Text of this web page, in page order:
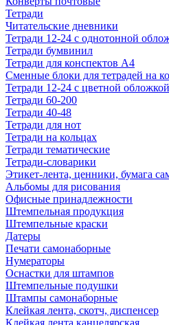
Тетради
Читательские дневники
Тетради 12-24 с однотонной
Тетради бумвинил
Тетради для конспектов А4
Сменные блоки для тетрадей на
Тетради 12-24 с цветной обложкой
Тетради 60-200
Тетради 40-48
Тетради для нот
Тетради на кольцах
Тетради тематические
Тетради-словарики
Этикет-лента, ценники, бумага
Альбомы для рисования
Офисные принадлежности
Штемпельная продукция
Штемпельные краски
Датеры
Печати самонаборные
Нумераторы
Оснастки для штампов
Штемпельные подушки
Штампы самонаборные
Клейкая лента, скотч, диспенсер
Клейкая лента канцелярская